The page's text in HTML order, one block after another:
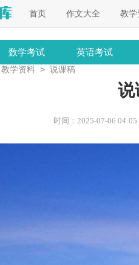
首页 作文大全 教学
数学考试 英语考试
教学资料 > 说课稿
说
时间：2025-07-06